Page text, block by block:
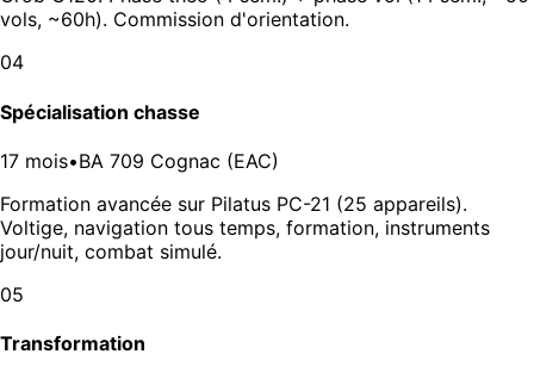
vols, ~60h). Commission d'orientation.
04
Spécialisation chasse
17 mois•BA 709 Cognac (EAC)
Formation avancée sur Pilatus PC-21 (25 appareils).
Voltige, navigation tous temps, formation, instruments
jour/nuit, combat simulé.
05
Transformation